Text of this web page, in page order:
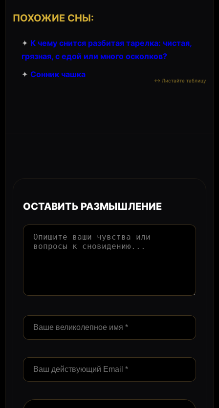
ПОХОЖИЕ СНЫ:
✦ К чему снится разбитая тарелка: чистая,
грязная, с едой или много осколков?
✦ Сонник чашка
ОСТАВИТЬ РАЗМЫШЛЕНИЕ